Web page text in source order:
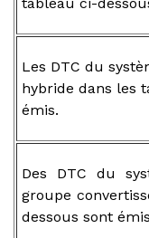
Les DTC du
hybride dans les
émis.
Des DTC du
groupe
dessous sont